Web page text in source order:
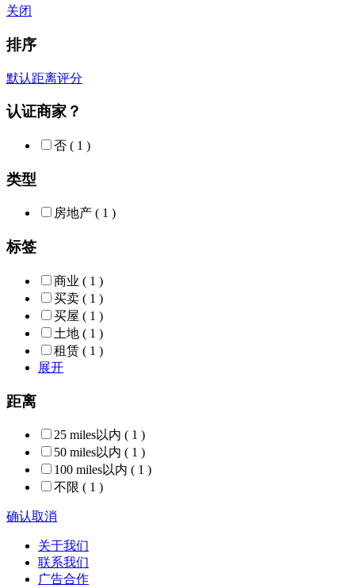
关闭
排序
默认距离评分
认证商家？
否 ( 1 )
类型
房地产 ( 1 )
标签
商业 ( 1 )
买卖 ( 1 )
买屋 ( 1 )
土地 ( 1 )
租赁 ( 1 )
展开
距离
25 miles以内 ( 1 )
50 miles以内 ( 1 )
100 miles以内 ( 1 )
不限 ( 1 )
确认取消
关于我们
联系我们
广告合作